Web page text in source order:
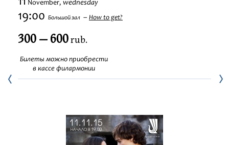
November, wednesday
19:00 Большой зал How to get?
300 — 600rub.
Билеты можно приобрести
в кассе филармонии